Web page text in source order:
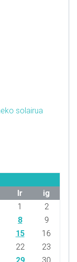
solairua
lr
ig
1
2
8
9
15
16
22
23